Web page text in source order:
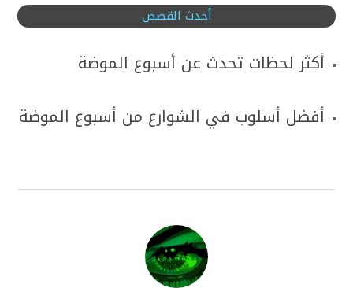
أحدث القصص
أكثر لحظات تحدث عن أسبوع الموضة
أفضل أسلوب في الشوارع من أسبوع الموضة